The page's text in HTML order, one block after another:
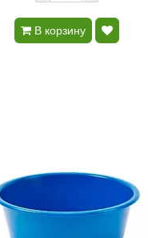
В корзину